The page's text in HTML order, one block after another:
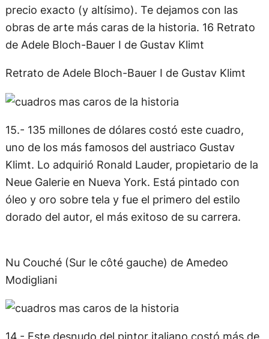
precio exacto (y altísimo). Te dejamos con las
obras de arte más caras de la historia. 16 Retrato
de Adele Bloch-Bauer I de Gustav Klimt
Retrato de Adele Bloch-Bauer I de Gustav Klimt
15.- 135 millones de dólares costó este cuadro,
uno de los más famosos del austriaco Gustav
Klimt. Lo adquirió Ronald Lauder, propietario de la
Neue Galerie en Nueva York. Está pintado con
óleo y oro sobre tela y fue el primero del estilo
dorado del autor, el más exitoso de su carrera.
Nu Couché (Sur le côté gauche) de Amedeo
Modigliani
14.- Este desnudo del pintor italiano costó más de